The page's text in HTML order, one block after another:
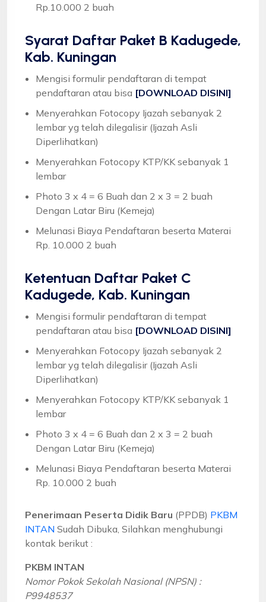
Rp.10.000 2 buah
Syarat Daftar Paket B Kadugede,
Kab. Kuningan
Mengisi formulir pendaftaran di tempat
pendaftaran atau bisa [DOWNLOAD DISINI]
Menyerahkan Fotocopy Ijazah sebanyak 2
lembar yg telah dilegalisir (Ijazah Asli
Diperlihatkan)
Menyerahkan Fotocopy KTP/KK sebanyak 1
lembar
Photo 3 x 4 = 6 Buah dan 2 x 3 = 2 buah
Dengan Latar Biru (Kemeja)
Melunasi Biaya Pendaftaran beserta Materai
Rp. 10.000 2 buah
Ketentuan Daftar Paket C
Kadugede, Kab. Kuningan
Mengisi formulir pendaftaran di tempat
pendaftaran atau bisa [DOWNLOAD DISINI]
Menyerahkan Fotocopy Ijazah sebanyak 2
lembar yg telah dilegalisir (Ijazah Asli
Diperlihatkan)
Menyerahkan Fotocopy KTP/KK sebanyak 1
lembar
Photo 3 x 4 = 6 Buah dan 2 x 3 = 2 buah
Dengan Latar Biru (Kemeja)
Melunasi Biaya Pendaftaran beserta Materai
Rp. 10.000 2 buah
Penerimaan Peserta Didik Baru (PPDB) PKBM
INTAN Sudah Dibuka, Silahkan menghubungi
kontak berikut :
PKBM INTAN
Nomor Pokok Sekolah Nasional (NPSN) :
P9948537